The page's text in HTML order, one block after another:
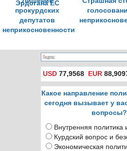
прокурдских
депутатов
неприкосновенности
Эрдогана ЕС
USD 77,9568 EUR
Какое направление
сегодня вызывает у
вопросы?
Внутренняя политика
Курдский вопрос и
Экономическая